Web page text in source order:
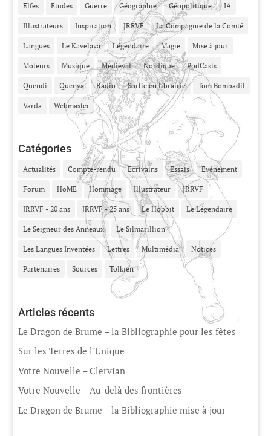
Elfes Etudes Guerre Géographie Géopolitique IA
Illustrateurs Inspiration JRRVF La Compagnie de la Comté
Langues Le Kavelava Légendaire Magie Mise à jour
Moteurs Musique Médiéval Nordique PodCasts
Quendi Quenya Radio Sortie en librairie Tom Bombadil
Varda Webmaster
Catégories
Actualités Compte-rendu Ecrivains Essais Evénement
Forum HoME Hommage Illustrateur JRRVF
JRRVF - 20 ans JRRVF - 25 ans Le Hobbit Le Légendaire
Le Seigneur des Anneaux Le Silmarillion
Les Langues Inventées Lettres Multimédia Notices
Partenaires Sources Tolkien
Articles récents
Le Dragon de Brume – la Bibliographie pour les fêtes
Sur les Terres de l’Unique
Votre Nouvelle – Clervian
Votre Nouvelle – Au-delà des frontières
Le Dragon de Brume – la Bibliographie mise à jour